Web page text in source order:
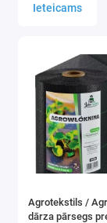
gāzes
100–240
baterijas
Ieteicams
Agrotekstils /
dārza pārsegs